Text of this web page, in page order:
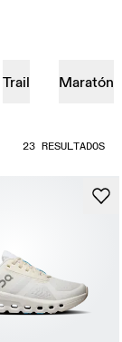
Trail Maratón
23 RESULTADOS